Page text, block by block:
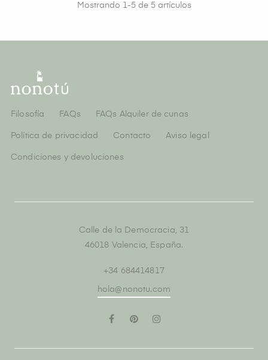
Mostrando 1-5 de 5 artículos
Filosofía FAQs FAQs Alquiler de cunas
Política de privacidad Contacto Aviso legal
Condiciones y devoluciones
Calle de la Democracia, 31
46018 Valencia, España.
+34 684414817
hola@nonotu.com
FacebookPinterest